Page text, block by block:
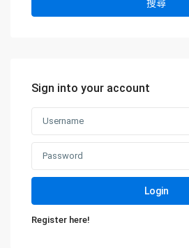
搜尋
Sign into your account
Login
Register here!